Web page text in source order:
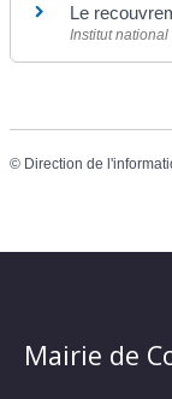
Le
Institut
© Direction de
Mairie de